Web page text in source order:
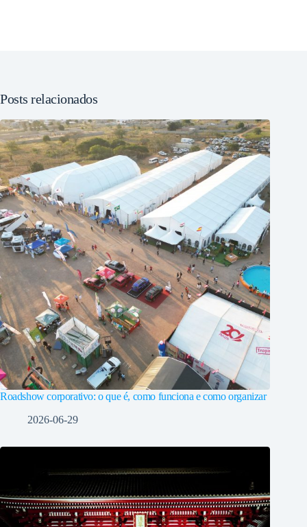
Posts relacionados
Roadshow corporativo: o que é, como funciona e como organizar
2026-06-29